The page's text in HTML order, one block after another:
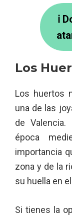
ℹ
Los
Los huertos
una de las
de
época
importancia
zona y de la
su huella en
Si tienes la